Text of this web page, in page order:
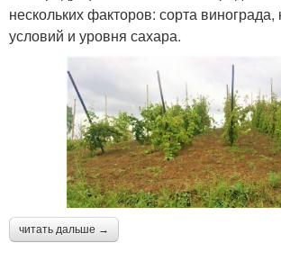
нескольких факторов: сорта винограда,
условий и уровня сахара.
читать дальше →